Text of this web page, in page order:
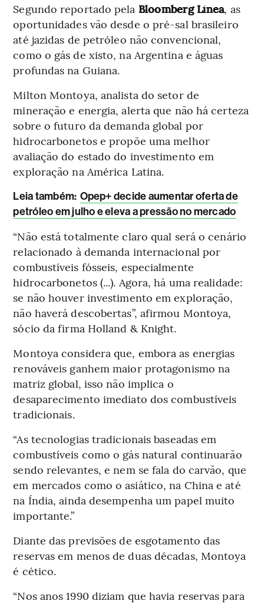
Segundo reportado pela Bloomberg Línea, as
oportunidades vão desde o pré-sal brasileiro
até jazidas de petróleo não convencional,
como o gás de xisto, na Argentina e águas
profundas na Guiana.
Milton Montoya, analista do setor de
mineração e energia, alerta que não há certeza
sobre o futuro da demanda global por
hidrocarbonetos e propõe uma melhor
avaliação do estado do investimento em
exploração na América Latina.
Leia também: Opep+ decide aumentar oferta de
petróleo em julho e eleva a pressão no mercado
“Não está totalmente claro qual será o cenário
relacionado à demanda internacional por
combustíveis fósseis, especialmente
hidrocarbonetos (...). Agora, há uma realidade:
se não houver investimento em exploração,
não haverá descobertas”, afirmou Montoya,
sócio da firma Holland & Knight.
Montoya considera que, embora as energias
renováveis ganhem maior protagonismo na
matriz global, isso não implica o
desaparecimento imediato dos combustíveis
tradicionais.
“As tecnologias tradicionais baseadas em
combustíveis como o gás natural continuarão
sendo relevantes, e nem se fala do carvão, que
em mercados como o asiático, na China e até
na Índia, ainda desempenha um papel muito
importante.”
Diante das previsões de esgotamento das
reservas em menos de duas décadas, Montoya
é cético.
“Nos anos 1990 diziam que havia reservas para